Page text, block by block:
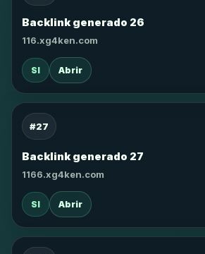
Backlink generado 26
116.xg4ken.com
SI Abrir
#27
Backlink generado 27
1166.xg4ken.com
SI Abrir